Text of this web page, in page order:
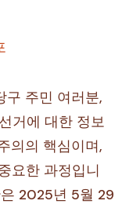
구 주민 여러분,
거에 대한 정보
의의 핵심이며,
요한 과정입니
2025년 5월 29